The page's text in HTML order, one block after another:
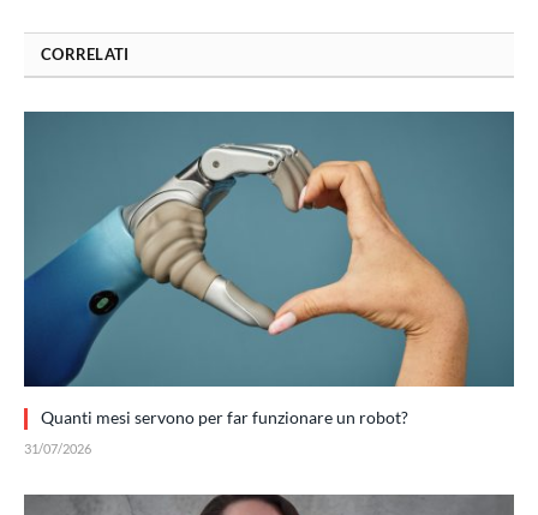
CORRELATI
Quanti mesi servono per far funzionare un robot?
31/07/2026